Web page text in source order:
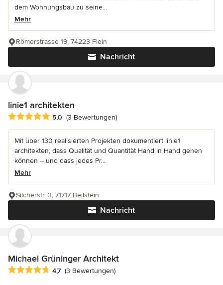
dem Wohnungsbau zu seine...
Mehr
Nachricht
Römerstrasse 19, 74223 Flein
linie1 architekten
Durchschnittliche Bewertung: 5 von 5 Sternen
5,0 (3 Bewertungen)
Mit über 130 realisierten Projekten dokumentiert linie1
architekten, dass Qualität und Quantität Hand in Hand gehen
können – und dass jedes Pr...
Mehr
Nachricht
Silcherstr. 3, 71717 Beilstein
Michael Grüninger Architekt
Durchschnittliche Bewertung: 4.7 von 5 Sternen
4,7 (3 Bewertungen)